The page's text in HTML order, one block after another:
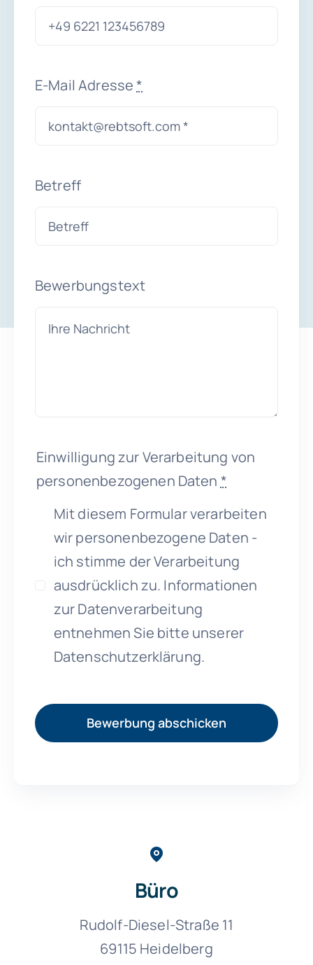
E-Mail Adresse*
Betreff
Bewerbungstext
Einwilligung zur Verarbeitung von
personenbezogenen Daten *
Mit diesem Formular verarbeiten
wir personenbezogene Daten -
ich stimme der Verarbeitung
ausdrücklich zu. Informationen
zur Datenverarbeitung
entnehmen Sie bitte unserer
Datenschutzerklärung.
Bewerbung abschicken
Büro
Rudolf-Diesel-Straße 11
69115 Heidelberg